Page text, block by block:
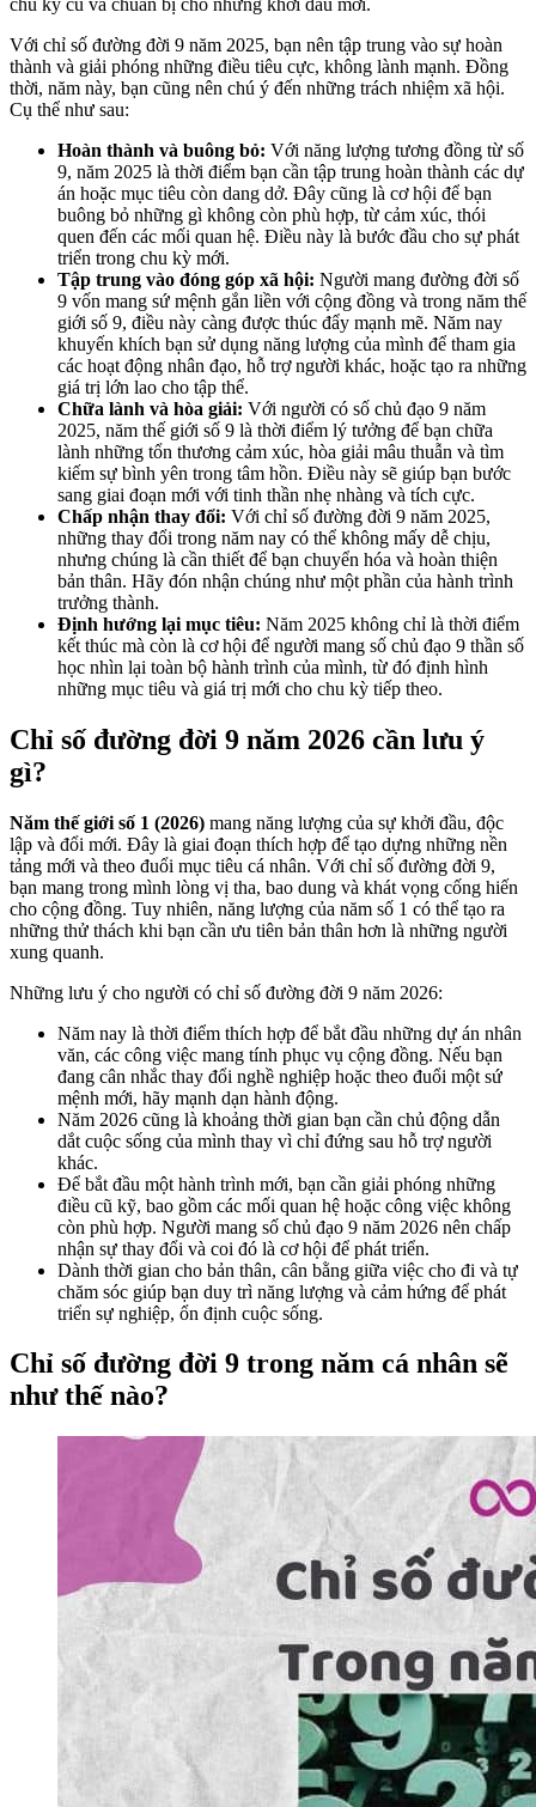
Với chỉ số đường đời 9 năm 2025, bạn nên tập trung vào sự hoàn
thành và giải phóng những điều tiêu cực, không lành mạnh. Đồng
thời, năm này, bạn cũng nên chú ý đến những trách nhiệm xã hội.
Cụ thể như sau:
Hoàn thành và buông bỏ: Với năng lượng tương đồng từ số
9, năm 2025 là thời điểm bạn cần tập trung hoàn thành các dự
án hoặc mục tiêu còn dang dở. Đây cũng là cơ hội để bạn
buông bỏ những gì không còn phù hợp, từ cảm xúc, thói
quen đến các mối quan hệ. Điều này là bước đầu cho sự phát
triển trong chu kỳ mới.
Tập trung vào đóng góp xã hội: Người mang đường đời số
9 vốn mang sứ mệnh gắn liền với cộng đồng và trong năm thế
giới số 9, điều này càng được thúc đẩy mạnh mẽ. Năm nay
khuyến khích bạn sử dụng năng lượng của mình để tham gia
các hoạt động nhân đạo, hỗ trợ người khác, hoặc tạo ra những
giá trị lớn lao cho tập thể.
Chữa lành và hòa giải: Với người có số chủ đạo 9 năm
2025, năm thế giới số 9 là thời điểm lý tưởng để bạn chữa
lành những tổn thương cảm xúc, hòa giải mâu thuẫn và tìm
kiếm sự bình yên trong tâm hồn. Điều này sẽ giúp bạn bước
sang giai đoạn mới với tinh thần nhẹ nhàng và tích cực.
Chấp nhận thay đổi: Với chỉ số đường đời 9 năm 2025,
những thay đổi trong năm nay có thể không mấy dễ chịu,
nhưng chúng là cần thiết để bạn chuyển hóa và hoàn thiện
bản thân. Hãy đón nhận chúng như một phần của hành trình
trưởng thành.
Định hướng lại mục tiêu: Năm 2025 không chỉ là thời điểm
kết thúc mà còn là cơ hội để người mang số chủ đạo 9 thần số
học nhìn lại toàn bộ hành trình của mình, từ đó định hình
những mục tiêu và giá trị mới cho chu kỳ tiếp theo.
Chỉ số đường đời 9 năm 2026 cần lưu ý
gì?
Năm thế giới số 1 (2026) mang năng lượng của sự khởi đầu, độc
lập và đổi mới. Đây là giai đoạn thích hợp để tạo dựng những nền
tảng mới và theo đuổi mục tiêu cá nhân. Với chỉ số đường đời 9,
bạn mang trong mình lòng vị tha, bao dung và khát vọng cống hiến
cho cộng đồng. Tuy nhiên, năng lượng của năm số 1 có thể tạo ra
những thử thách khi bạn cần ưu tiên bản thân hơn là những người
xung quanh.
Những lưu ý cho người có chỉ số đường đời 9 năm 2026:
Năm nay là thời điểm thích hợp để bắt đầu những dự án nhân
văn, các công việc mang tính phục vụ cộng đồng. Nếu bạn
đang cân nhắc thay đổi nghề nghiệp hoặc theo đuổi một sứ
mệnh mới, hãy mạnh dạn hành động.
Năm 2026 cũng là khoảng thời gian bạn cần chủ động dẫn
dắt cuộc sống của mình thay vì chỉ đứng sau hỗ trợ người
khác.
Để bắt đầu một hành trình mới, bạn cần giải phóng những
điều cũ kỹ, bao gồm các mối quan hệ hoặc công việc không
còn phù hợp. Người mang số chủ đạo 9 năm 2026 nên chấp
nhận sự thay đổi và coi đó là cơ hội để phát triển.
Dành thời gian cho bản thân, cân bằng giữa việc cho đi và tự
chăm sóc giúp bạn duy trì năng lượng và cảm hứng để phát
triển sự nghiệp, ổn định cuộc sống.
Chỉ số đường đời 9 trong năm cá nhân sẽ
như thế nào?